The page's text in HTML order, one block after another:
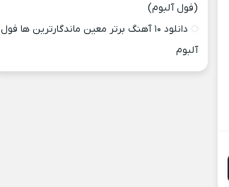
(فول آلبوم)
دانلود ۱۰ آهنگ برتر معین ماندگارترین ها فول
آلبوم